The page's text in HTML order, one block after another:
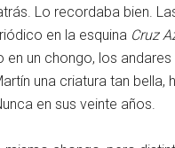
Lo recordaba bien.
en la esquina Cruz
un chongo, los
una criatura tan bella,
en sus veinte años.